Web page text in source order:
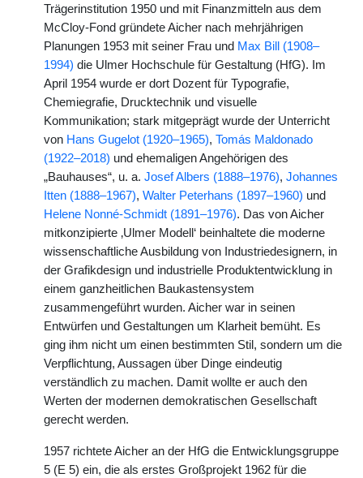
Trägerinstitution 1950 und mit Finanzmitteln aus dem
McCloy-Fond gründete Aicher nach mehrjährigen
Planungen 1953 mit seiner Frau und Max Bill (1908–
1994) die Ulmer Hochschule für Gestaltung (HfG). Im
April 1954 wurde er dort Dozent für Typografie,
Chemiegrafie, Drucktechnik und visuelle
Kommunikation; stark mitgeprägt wurde der Unterricht
von Hans Gugelot (1920–1965), Tomás Maldonado
(1922–2018) und ehemaligen Angehörigen des
„Bauhauses“, u. a. Josef Albers (1888–1976), Johannes
Itten (1888–1967), Walter Peterhans (1897–1960) und
Helene Nonné-Schmidt (1891–1976). Das von Aicher
mitkonzipierte ‚Ulmer Modell‘ beinhaltete die moderne
wissenschaftliche Ausbildung von Industriedesignern, in
der Grafikdesign und industrielle Produktentwicklung in
einem ganzheitlichen Baukastensystem
zusammengeführt wurden. Aicher war in seinen
Entwürfen und Gestaltungen um Klarheit bemüht. Es
ging ihm nicht um einen bestimmten Stil, sondern um die
Verpflichtung, Aussagen über Dinge eindeutig
verständlich zu machen. Damit wollte er auch den
Werten der modernen demokratischen Gesellschaft
gerecht werden.
1957 richtete Aicher an der HfG die Entwicklungsgruppe
5 (E 5) ein, die als erstes Großprojekt 1962 für die